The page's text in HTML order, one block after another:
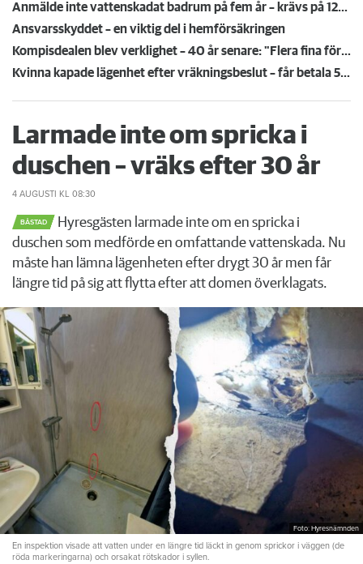
Anmälde inte vattenskadat badrum på fem år – krävs på 125 000 kronor
Ansvarsskyddet – en viktig del i hemförsäkringen
Kompisdealen blev verklighet – 40 år senare: "Flera fina fördelar med att dela bostad"
Kvinna kapade lägenhet efter vräkningsbeslut – får betala 50 000
Larmade inte om spricka i
duschen – vräks efter 30 år
4 AUGUSTI KL 08:30
BÅSTAD
Hyresgästen larmade inte om en spricka i
duschen som medförde en omfattande vattenskada. Nu
måste han lämna lägenheten efter drygt 30 år men får
längre tid på sig att flytta efter att domen överklagats.
Foto: Hyresnämnden
En inspektion visade att vatten under en längre tid läckt in genom sprickor i väggen (de
röda markeringarna) och orsakat rötskador i syllen.